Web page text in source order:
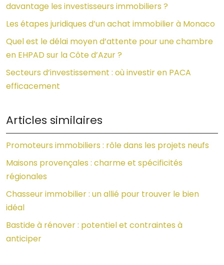
davantage les investisseurs immobiliers ?
Les étapes juridiques d’un achat immobilier à Monaco
Quel est le délai moyen d’attente pour une chambre
en EHPAD sur la Côte d’Azur ?
Secteurs d’investissement : où investir en PACA
efficacement
Articles similaires
Promoteurs immobiliers : rôle dans les projets neufs
Maisons provençales : charme et spécificités
régionales
Chasseur immobilier : un allié pour trouver le bien
idéal
Bastide à rénover : potentiel et contraintes à
anticiper